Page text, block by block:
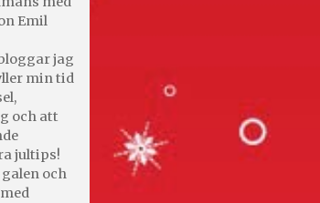
Emil
jag
min tid
och att
jultips!
och